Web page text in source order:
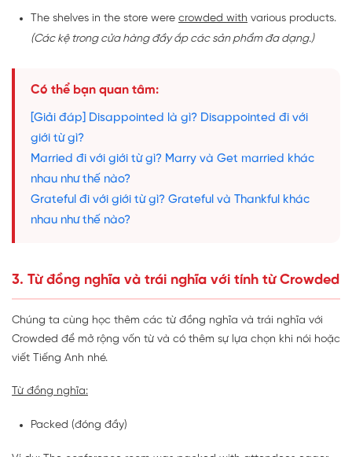
The shelves in the store were crowded with various products.
(Các kệ trong cửa hàng đầy ắp các sản phẩm đa dạng.)
Có thể bạn quan tâm:
[Giải đáp] Disappointed là gì? Disappointed đi với
giới từ gì?
Married đi với giới từ gì? Marry và Get married khác
nhau như thế nào?
Grateful đi với giới từ gì? Grateful và Thankful khác
nhau như thế nào?
3. Từ đồng nghĩa và trái nghĩa với tính từ Crowded
Chúng ta cùng học thêm các từ đồng nghĩa và trái nghĩa với
Crowded để mở rộng vốn từ và có thêm sự lựa chọn khi nói hoặc
viết Tiếng Anh nhé.
Từ đồng nghĩa:
Packed (đóng đầy)